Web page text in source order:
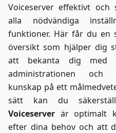
Voiceserver effektivt och
alla nödvändiga
funktioner. Här får du en
översikt som hjälper dig
att bekanta dig med
administrationen
kunskap på ett
sätt kan du
Voiceserver är optimalt
efter dina behov och att